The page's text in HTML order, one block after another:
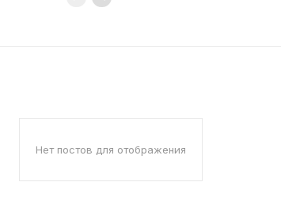
Нет постов для отображения